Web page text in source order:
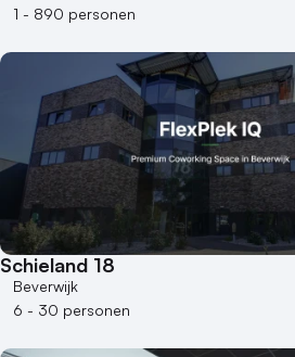
1 - 890 personen
Schieland 18
Beverwijk
6 - 30 personen